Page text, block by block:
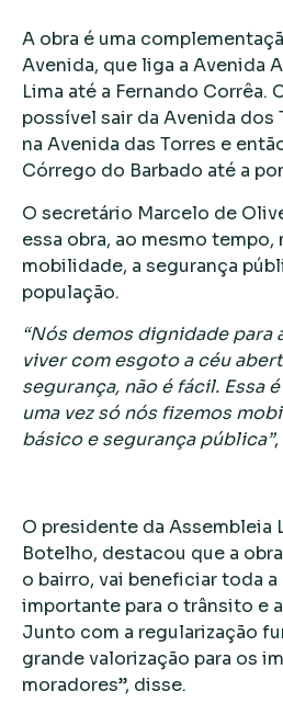
A obra é uma
Avenida, que liga a Avenida
Lima até a Fernando Corrêa.
possível sair da Avenida dos
na Avenida das Torres e
Córrego do Barbado até a
O secretário Marcelo de
essa obra, ao mesmo tempo,
mobilidade, a segurança
população.
“Nós demos dignidade para
viver com esgoto a céu
segurança, não é fácil. Essa
uma vez só nós fizemos
básico e segurança pública”
O presidente da Assembleia
Botelho, destacou que a
o bairro, vai beneficiar toda a
importante para o trânsito e
Junto com a regularização
grande valorização para os
moradores”, disse.